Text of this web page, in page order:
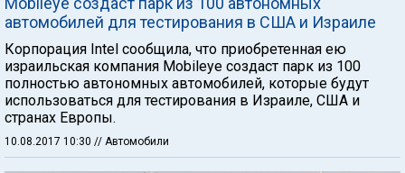
автомобилей для тестирования в США и Израиле
Корпорация Intel сообщила, что приобретенная ею
израильская компания Mobileye создаст парк из 100
полностью автономных автомобилей, которые будут
использоваться для тестирования в Израиле, США и
странах Европы.
10.08.2017 10:30 // Автомобили